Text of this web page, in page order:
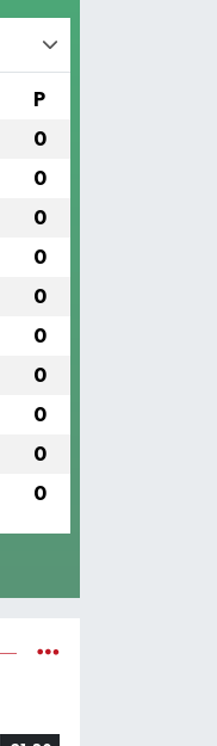
P
0
0
0
0
0
0
0
0
0
0